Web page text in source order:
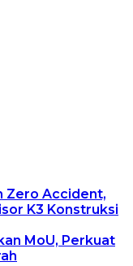
Zero Accident,
K3 Konstruksi
MoU, Perkuat